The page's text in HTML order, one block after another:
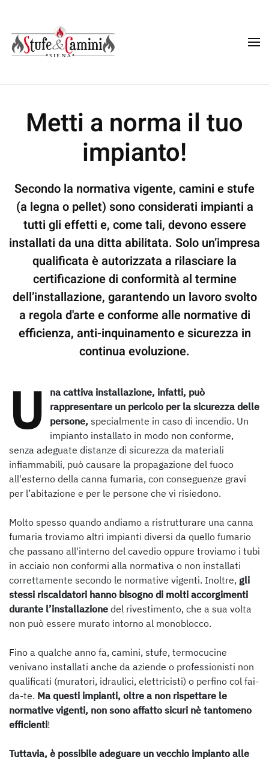
Skip
to
Metti a norma il tuo
impianto!
Secondo la normativa vigente, camini e stufe
(a legna o pellet) sono considerati impianti a
tutti gli effetti e, come tali, devono essere
installati da una ditta abilitata. Solo un’impresa
qualificata è autorizzata a rilasciare la
certificazione di conformità al termine
dell’installazione, garantendo un lavoro svolto
a regola d'arte e conforme alle normative di
efficienza, anti-inquinamento e sicurezza in
continua evoluzione.
U
na cattiva installazione, infatti, può
rappresentare un pericolo per la sicurezza delle
persone, specialmente in caso di incendio. Un
impianto installato in modo non conforme,
senza adeguate distanze di sicurezza da materiali
infiammabili, può causare la propagazione del fuoco
all'esterno della canna fumaria, con conseguenze gravi
per l’abitazione e per le persone che vi risiedono.
Molto spesso quando andiamo a ristrutturare una canna
fumaria troviamo altri impianti diversi da quello fumario
che passano all'interno del cavedio oppure troviamo i tubi
in acciaio non conformi alla normativa o non installati
correttamente secondo le normative vigenti. Inoltre, gli
stessi riscaldatori hanno bisogno di molti accorgimenti
durante l’installazione del rivestimento, che a sua volta
non può essere murato intorno al monoblocco.
Fino a qualche anno fa, camini, stufe, termocucine
venivano installati anche da aziende o professionisti non
qualificati (muratori, idraulici, elettricisti) o perfino col fai-
da-te. Ma questi impianti, oltre a non rispettare le
normative vigenti, non sono affatto sicuri nè tantomeno
efficienti!
Tuttavia, è possibile adeguare un vecchio impianto alle